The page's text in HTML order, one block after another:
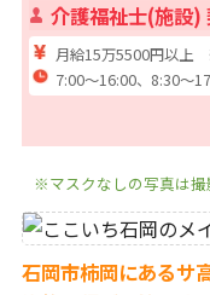
介護福祉士(施設)
月給15万5500円以上
7:00～16:00、8:30～
※マスクなしの写真は撮
石岡市柿岡にあるサ